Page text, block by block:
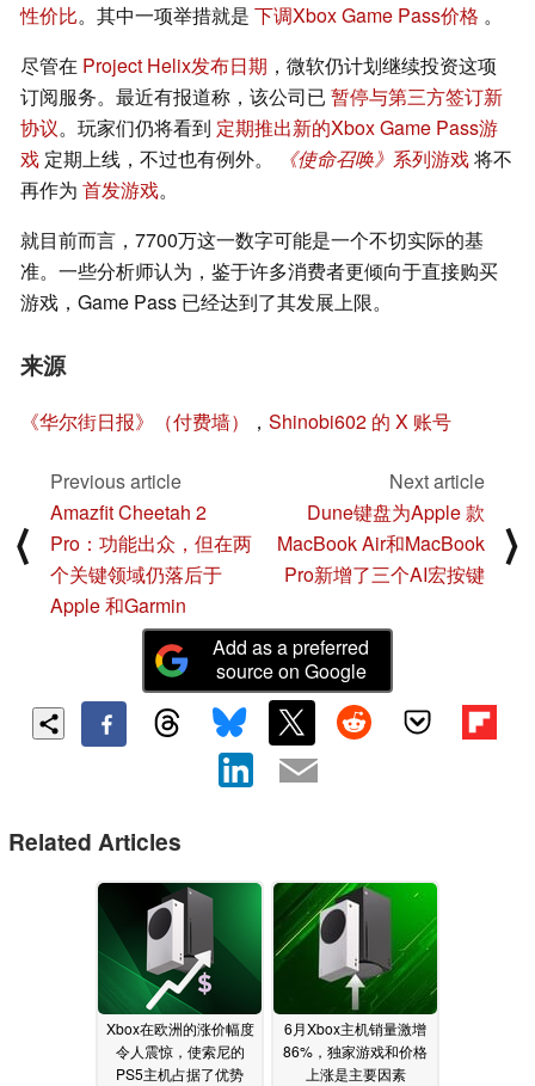
性价比。其中一项举措就是 下调Xbox Game Pass价格 。
尽管在 Project Helix发布日期 ，微软仍计划继续投资这项
订阅服务。最近有报道称，该公司已 暂停与第三方签订新
协议。玩家们仍将看到 定期推出新的Xbox Game Pass游
戏 定期上线，不过也有例外。 《使命召唤》 系列游戏将不
再作为 首发游戏。
就目前而言，7700万这一数字可能是一个不切实际的基
准。一些分析师认为，鉴于许多消费者更倾向于直接购买
游戏，Game Pass 已经达到了其发展上限。
来源
《华尔街日报》（付费墙） ， Shinobi602 的 X 账号
⟨
Previous article
Amazfit Cheetah 2
Pro：功能出众，但在两
个关键领域仍落后于
Apple 和Garmin
Next article
Dune键盘为Apple 款
MacBook Air和MacBook
Pro新增了三个AI宏按键
⟩
Add as a preferred
source on Google
Related Articles
Xbox在欧洲的涨价幅度
令人震惊，使索尼的
PS5主机占据了优势
6月Xbox主机销量激增
86%，独家游戏和价格
上涨是主要因素